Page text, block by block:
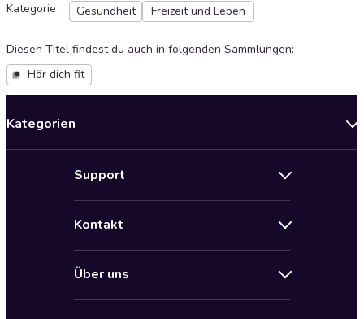
Kategorie
Gesundheit Freizeit und Leben
Diesen Titel findest du auch in folgenden Sammlungen:
Hör dich fit
Kategorien
by Audioteka
Support
AGB für Audioteka Abo
Kontakt
Über uns